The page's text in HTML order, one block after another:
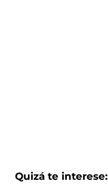
Quizá te interese: